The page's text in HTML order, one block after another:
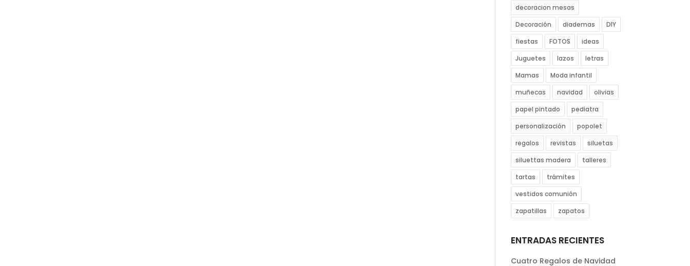
decoracion mesas
Decoración
diademas
DIY
fiestas
FOTOS
ideas
Juguetes
lazos
letras
Mamas
Moda infantil
muñecas
navidad
olivias
papel pintado
pediatra
personalización
popolet
regalos
revistas
siluetas
siluettas madera
talleres
tartas
trámites
vestidos comunión
zapatillas
zapatos
ENTRADAS RECIENTES
Cuatro Regalos de Navidad